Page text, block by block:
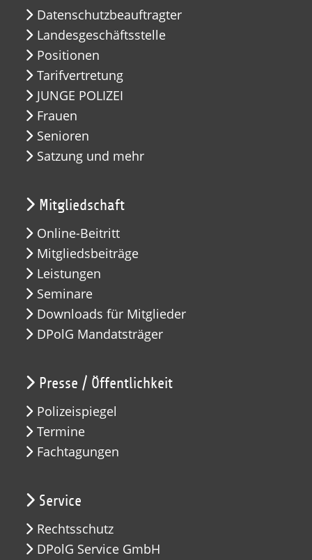
Datenschutzbeauftragter
Landesgeschäftsstelle
Positionen
Tarifvertretung
JUNGE POLIZEI
Frauen
Senioren
Satzung und mehr
Mitgliedschaft
Online-Beitritt
Mitgliedsbeiträge
Leistungen
Seminare
Downloads für Mitglieder
DPolG Mandatsträger
Presse / Öffentlichkeit
Polizeispiegel
Termine
Fachtagungen
Service
Rechtsschutz
DPolG Service GmbH